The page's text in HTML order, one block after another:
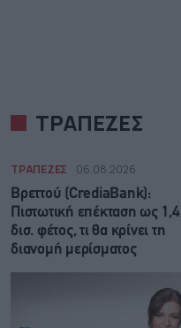
ΤΡΑΠΕΖΕΣ
ΤΡΑΠΕΖΕΣ 06.08.2026
Βρεττού (CrediaBank):
Πιστωτική επέκταση ως 1,4
δισ. φέτος, τι θα κρίνει τη
διανομή μερίσματος